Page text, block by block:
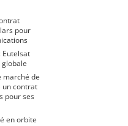
pour
Eutelsat
marché de
un contrat
pour ses
en orbite